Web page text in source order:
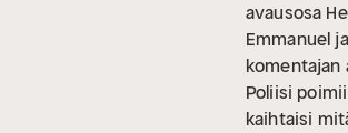
avausosa
Emmanuel
komentajan
Poliisi
kaihtaisi